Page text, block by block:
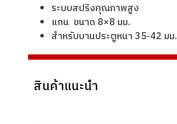
ระบบสปริงคุณภาพสูง
แกน ขนาด 8×8 มม.
สําหรับบานประตูหนา 35-42 มม.
สินค้าแนะนำ